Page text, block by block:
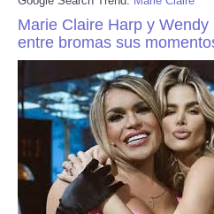
Marie Claire Harp y
entre bromas sus